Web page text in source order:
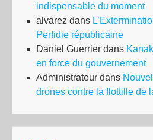
indispensable du moment
alvarez dans
Perfidie républicaine
Daniel Guerrier dans
en force du gouvernement
Administrateur dans
drones contre la flottille de